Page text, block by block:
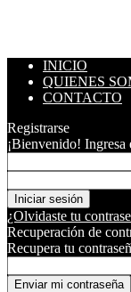
INICIO
QUIENES
CONTACTO
Registrarse
¡Bienvenido! Ingresa
¿Olvidaste tu
Recuperación de
Recupera tu